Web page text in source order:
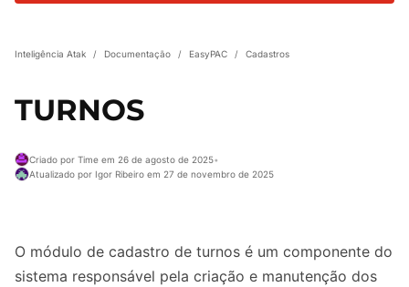
Inteligência Atak / Documentação / EasyPAC / Cadastros
TURNOS
Criado por Time em 26 de agosto de 2025•
Atualizado por Igor Ribeiro em 27 de novembro de 2025
O módulo de cadastro de turnos é um componente do
sistema responsável pela criação e manutenção dos